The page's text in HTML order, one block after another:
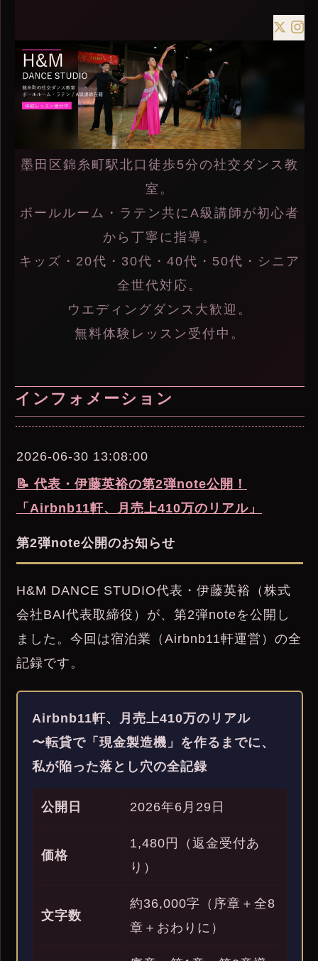
墨田区錦糸町駅北口徒歩5分の社交ダンス教
室。
ボールルーム・ラテン共にA級講師が初心者
から丁寧に指導。
キッズ・20代・30代・40代・50代・シニア
全世代対応。
ウエディングダンス大歓迎。
無料体験レッスン受付中。
インフォメーション
2026-06-30 13:08:00
📝 代表・伊藤英裕の第2弾note公開！
「Airbnb11軒、月売上410万のリアル」
第2弾note公開のお知らせ
H&M DANCE STUDIO代表・伊藤英裕（株式
会社BAI代表取締役）が、第2弾noteを公開し
ました。今回は宿泊業（Airbnb11軒運営）の全
記録です。
Airbnb11軒、月売上410万のリアル
〜転貸で「現金製造機」を作るまでに、
私が陥った落とし穴の全記録
公開日 2026年6月29日
価格
1,480円（返金受付あ
り）
文字数
約36,000字（序章＋全8
章＋おわりに）